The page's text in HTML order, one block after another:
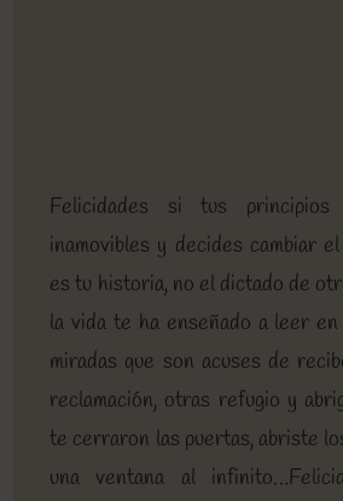
Felicidades si tus
inamovibles y decides cambiar
es tu historia, no el dictado de
la vida te ha enseñado a leer
miradas que son acuses de
reclamación, otras refugio y
te cerraron las puertas, abriste
una ventana al